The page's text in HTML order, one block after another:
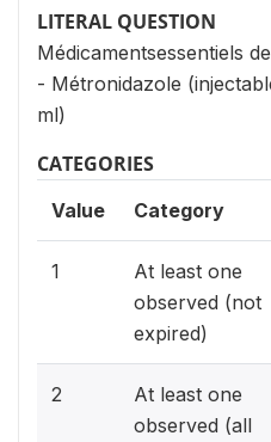
LITERAL QUESTION
Médicamentsessentiels
- Métronidazole
ml)
CATEGORIES
Value Category
1
At least one
observed (not
expired)
2
At least one
observed (all